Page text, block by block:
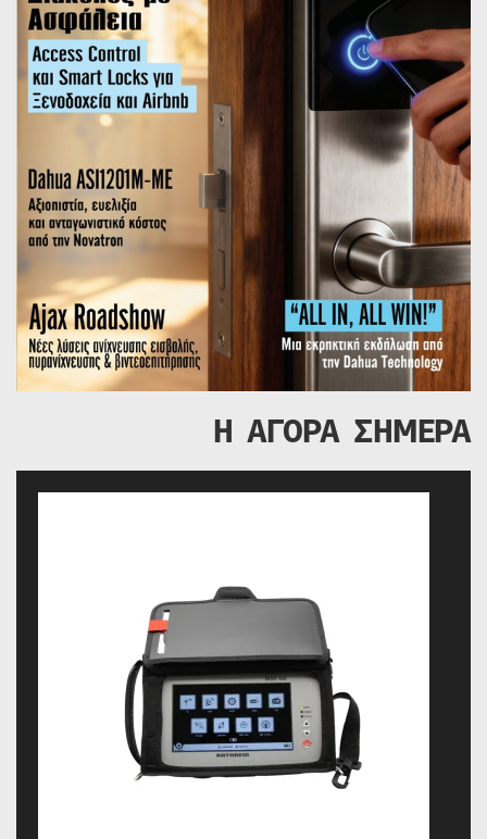
Η ΑΓΟΡΑ ΣΗΜΕΡΑ